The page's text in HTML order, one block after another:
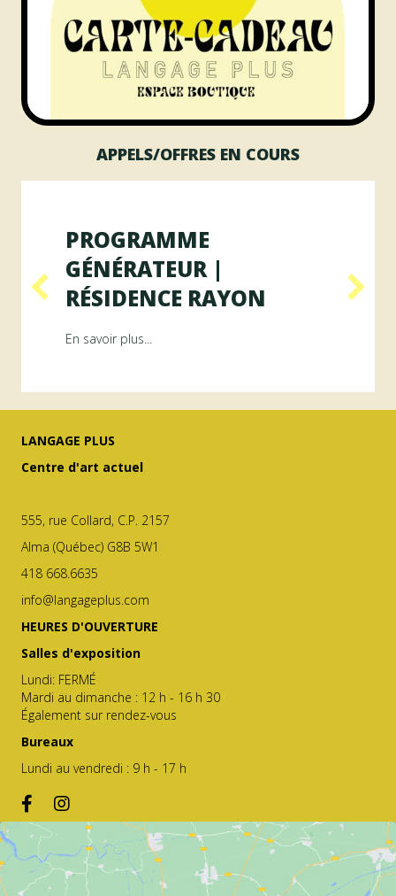
APPELS/OFFRES EN COURS
ArAMiS
PROGRAMME
GÉNÉRATEUR |
RÉSIDENCE RAYON
En savoir plus...
LANGAGE PLUS
Centre d'art actuel
555, rue Collard, C.P. 2157
Alma (Québec) G8B 5W1
418 668.6635
info@langageplus.com
HEURES D'OUVERTURE
Salles d'exposition
Lundi: FERMÉ
Mardi au dimanche : 12 h - 16 h 30
Également sur rendez-vous
Bureaux
Lundi au vendredi : 9 h - 17 h